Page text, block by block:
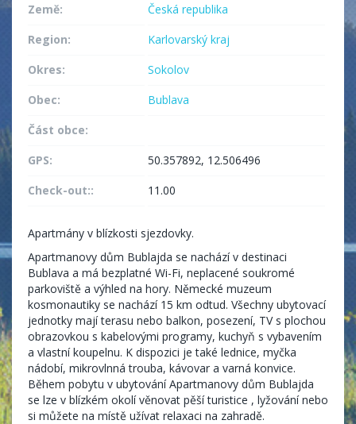
Země:
Česká republika
Region:
Karlovarský kraj
Okres:
Sokolov
Obec:
Bublava
Část obce:
GPS:
50.357892, 12.506496
Check-out::
11.00
Apartmány v blízkosti sjezdovky.
Apartmanovy dům Bublajda se nachází v destinaci
Bublava a má bezplatné Wi-Fi, neplacené soukromé
parkoviště a výhled na hory. Německé muzeum
kosmonautiky se nachází 15 km odtud. Všechny ubytovací
jednotky mají terasu nebo balkon, posezení, TV s plochou
obrazovkou s kabelovými programy, kuchyň s vybavením
a vlastní koupelnu. K dispozici je také lednice, myčka
nádobí, mikrovlnná trouba, kávovar a varná konvice.
Během pobytu v ubytování Apartmanovy dům Bublajda
se lze v blízkém okolí věnovat pěší turistice , lyžování nebo
si můžete na místě užívat relaxaci na zahradě.